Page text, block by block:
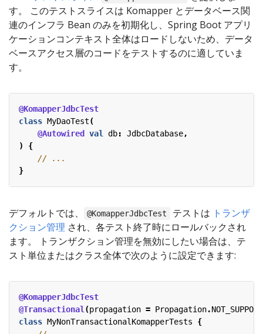
す。 このテストスライスは Komapper とデータベース関
連のインフラ Bean のみを初期化し、Spring Boot アプリ
ケーションコンテキスト全体はロードしないため、データ
ベースアクセス層のコードをテストするのに適していま
す。
@KomapperJdbcTest
class MyDaoTest(
@Autowired
val db: JdbcDatabase,
)
{
}
デフォルトでは、 @KomapperJdbcTest テストは トランザ
クション管理 され、各テスト終了時にロールバックされ
ます。 トランザクション管理を無効にしたい場合は、テ
スト単位またはクラス全体で次のように設定できます:
@KomapperJdbcTest
@Transactional (propagation = Propagation.
class MyNonTransactionalKomapperTests
{